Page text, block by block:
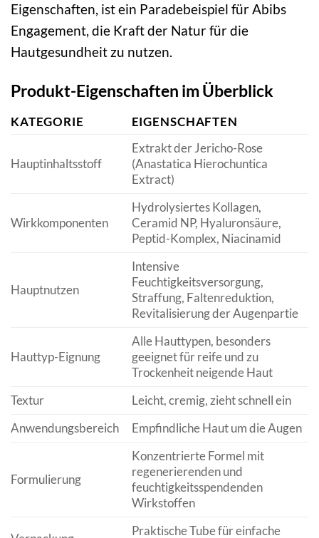
Eigenschaften, ist ein Paradebeispiel für Abibs
Engagement, die Kraft der Natur für die
Hautgesundheit zu nutzen.
Produkt-Eigenschaften im Überblick
KATEGORIE EIGENSCHAFTEN
Hauptinhaltsstoff
Extrakt der Jericho-Rose
(Anastatica Hierochuntica
Extract)
Wirkkomponenten
Hydrolysiertes Kollagen,
Ceramid NP, Hyaluronsäure,
Peptid-Komplex, Niacinamid
Hauptnutzen
Intensive
Feuchtigkeitsversorgung,
Straffung, Faltenreduktion,
Revitalisierung der Augenpartie
Hauttyp-Eignung
Alle Hauttypen, besonders
geeignet für reife und zu
Trockenheit neigende Haut
Textur
Leicht, cremig, zieht schnell ein
Anwendungsbereich
Empfindliche Haut um die Augen
Formulierung
Konzentrierte Formel mit
regenerierenden und
feuchtigkeitsspendenden
Wirkstoffen
Praktische Tube für einfache